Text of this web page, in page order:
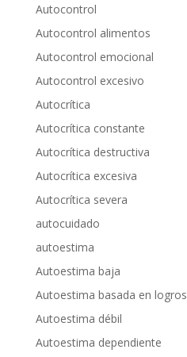
Autocontrol
Autocontrol alimentos
Autocontrol emocional
Autocontrol excesivo
Autocrítica
Autocrítica constante
Autocrítica destructiva
Autocrítica excesiva
Autocrítica severa
autocuidado
autoestima
Autoestima baja
Autoestima basada en logros
Autoestima débil
Autoestima dependiente